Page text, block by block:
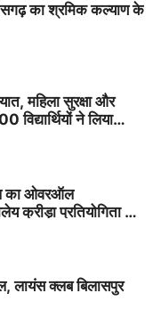
का श्रमिक कल्याण के
महिला सुरक्षा और
विद्यार्थियों ने लिया
का ओवरऑल
क्रीड़ा प्रतियोगिता में
लायंस क्लब बिलासपुर